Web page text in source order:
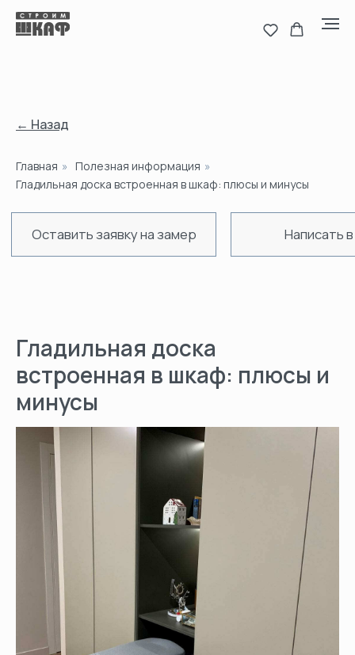
← Назад
Главная » Полезная информация »
Гладильная доска встроенная в шкаф: плюсы и минусы
Оставить заявку на замер Написать в MAX
Гладильная доска
встроенная в шкаф: плюсы и
минусы